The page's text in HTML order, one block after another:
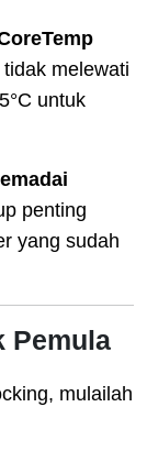
melewati
untuk
penting
yang sudah
Pemula
mulailah